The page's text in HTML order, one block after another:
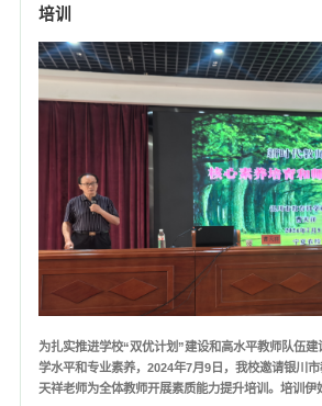
培训
为扎实推进学校“双优计划”建设和高水平教师队伍
学水平和专业素养，2024年7月9日，我校邀请银川
天祥老师为全体教师开展素质能力提升培训。培训伊